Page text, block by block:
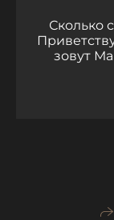
Сколько
зовут